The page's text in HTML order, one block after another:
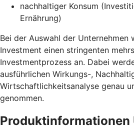
nachhaltiger Konsum
Ernährung)
Bei der Auswahl der Unternehmen
Investment einen stringenten
Investmentprozess an. Dabei
ausführlichen Wirkungs-,
Wirtschaftlichkeitsanalyse genau
genommen.